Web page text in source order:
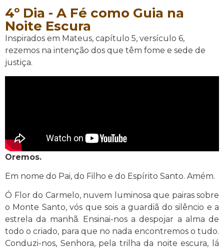
4º Dia - A Fé como Guia na
Noite Escura
Inspirados em Mateus, capítulo 5, versículo 6,
rezemos na intenção dos que têm fome e sede de
justiça.
Oremos.
Em nome do Pai, do Filho e do Espírito Santo. Amém.
Ó Flor do Carmelo, nuvem luminosa que pairas sobre
o Monte Santo, vós que sois a guardiã do silêncio e a
estrela da manhã. Ensinai-nos a despojar a alma de
todo o criado, para que no nada encontremos o tudo.
Conduzi-nos, Senhora, pela trilha da noite escura, lá